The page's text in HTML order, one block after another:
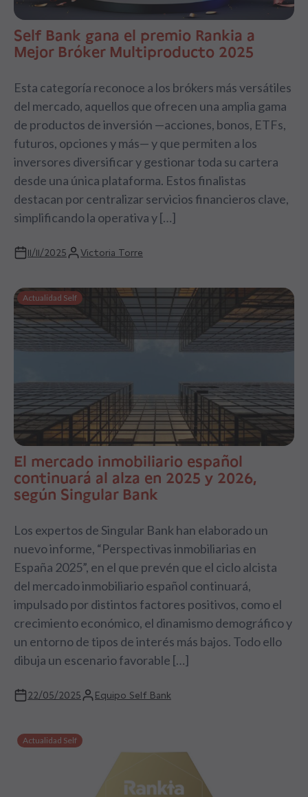
Self Bank gana el premio Rankia a
Mejor Bróker Multiproducto 2025
Esta categoría reconoce a los brókers más versátiles
del mercado, aquellos que ofrecen una amplia gama
de productos de inversión —acciones, bonos, ETFs,
futuros, opciones y más— y que permiten a los
inversores diversificar y gestionar toda su cartera
desde una única plataforma. Estos finalistas
destacan por centralizar servicios financieros clave,
simplificando la operativa y […]
11/11/2025 Victoria Torre
Actualidad Self
El mercado inmobiliario español
continuará al alza en 2025 y 2026,
según Singular Bank
Los expertos de Singular Bank han elaborado un
nuevo informe, “Perspectivas inmobiliarias en
España 2025”, en el que prevén que el ciclo alcista
del mercado inmobiliario español continuará,
impulsado por distintos factores positivos, como el
crecimiento económico, el dinamismo demográfico y
un entorno de tipos de interés más bajos. Todo ello
dibuja un escenario favorable […]
22/05/2025 Equipo Self Bank
Actualidad Self